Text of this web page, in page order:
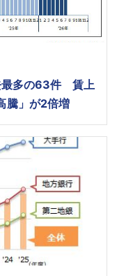
最多の63件 賃上
騰」が2倍増